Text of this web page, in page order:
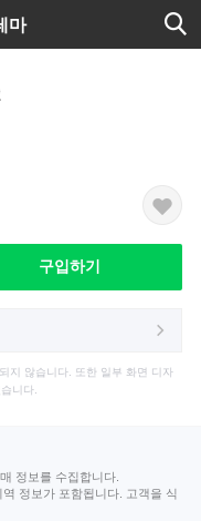
마
구입하기
지 않습니다. 또한 일부 화면 디자
니다.
정보를 수집합니다.
정보가 포함됩니다. 고객을 식